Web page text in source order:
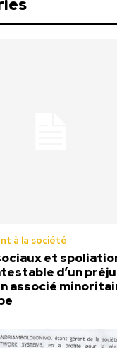
à la société
et
d’un
associé